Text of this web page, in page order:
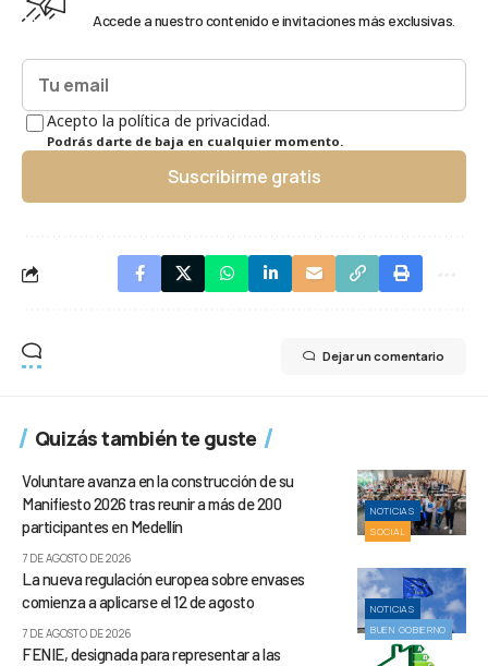
Accede a nuestro contenido e invitaciones más exclusivas.
Acepto la política de privacidad.
Podrás darte de baja en cualquier momento.
Suscribirme gratis
Dejar un comentario
Quizás también te guste
NOTICIAS
SOCIAL
Voluntare avanza en la construcción de su
Manifiesto 2026 tras reunir a más de 200
participantes en Medellín
7 DE AGOSTO DE 2026
NOTICIAS
BUEN GOBIERNO
La nueva regulación europea sobre envases
comienza a aplicarse el 12 de agosto
7 DE AGOSTO DE 2026
FENIE, designada para representar a las